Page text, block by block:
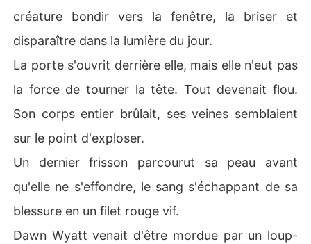
créature bondir vers la fenêtre, la briser et
disparaître dans la lumière du jour.
La porte s'ouvrit derrière elle, mais elle n'eut pas
la force de tourner la tête. Tout devenait flou.
Son corps entier brûlait, ses veines semblaient
sur le point d'exploser.
Un dernier frisson parcourut sa peau avant
qu'elle ne s'effondre, le sang s'échappant de sa
blessure en un filet rouge vif.
Dawn Wyatt venait d'être mordue par un loup-